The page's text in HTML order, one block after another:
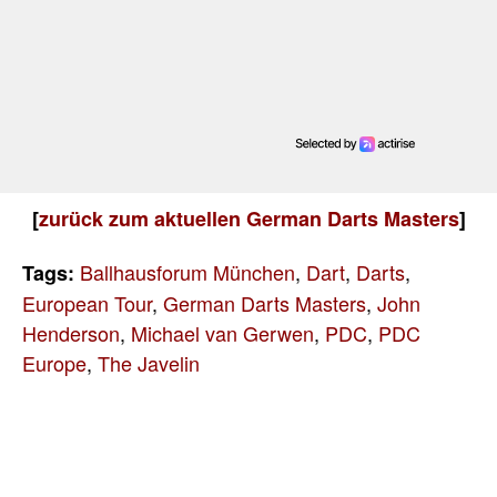
[zurück zum aktuellen German Darts Masters]
Tags: Ballhausforum München, Dart, Darts,
European Tour, German Darts Masters, John
Henderson, Michael van Gerwen, PDC, PDC
Europe, The Javelin